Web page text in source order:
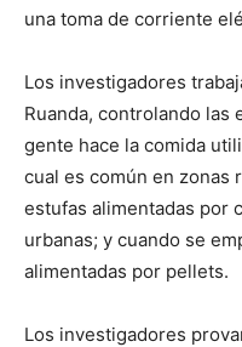
una toma de corriente
Los investigadores
Ruanda, controlando las
gente hace la comida
cual es común en zonas
estufas alimentadas por
urbanas; y cuando se
alimentadas por pellets.
Los investigadores